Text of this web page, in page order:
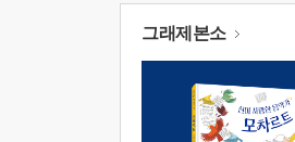
그래제본소